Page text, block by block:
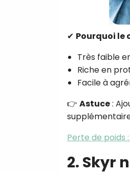
✔ Pourquoi le
Très faible
Riche en
Facile à
👉 Astuce:
Perte de poids
2. Skyr